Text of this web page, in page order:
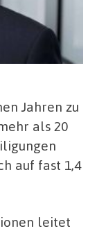
Jahren zu
als 20
auf fast 1,4
leitet